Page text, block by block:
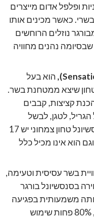
ופלפל אדום מייצרים
כאשר מכינים אותו
נוזלים הרוחשים
נהנים מחוויה
),הוא בעל
שיצא ממטחנת בשר.
קציצות, קבבים
הגריל, לטגן, לבשל
ברוטב ולאפות בתנור. ב- 100 גרם סנסשיונל טחון צמחוני יש 17
הוא אינו מכיל כלל
בשר עסיסית וטעימה,
בסנסשיונל בורגר
משמעותית בפגיעה
בסביבה: 75% פחות שימוש בקרקעות, 80% פחות שימוש